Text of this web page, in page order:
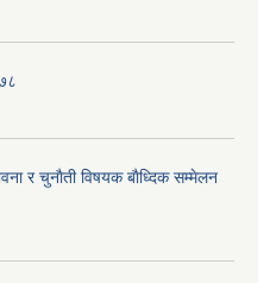
र चुनाैती विषयक बाैध्दिक सम्मेलन